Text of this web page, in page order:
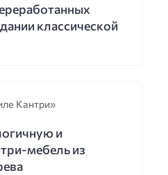
классической
Кантри»
и
мебель из